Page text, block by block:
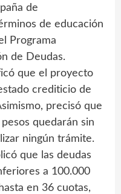
de
de educación
Programa
de Deudas.
que el proyecto
crediticio de
precisó que
quedarán sin
ningún trámite.
que las deudas
a 100.000
en 36 cuotas,